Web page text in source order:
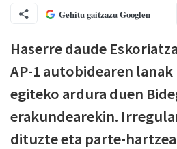
Gehitu gaitzazu Googlen
Haserre daude
AP-1 autobidearen lanak
egiteko ardura duen
erakundearekin.
dituzte eta parte-